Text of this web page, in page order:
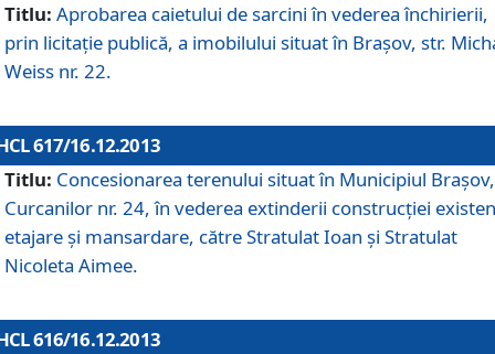
Titlu: Aprobarea caietului de sarcini în vederea închirierii,
prin licitaţie publică, a imobilului situat în Braşov, str.
Weiss nr. 22.
617/16.12.2013
Titlu: Concesionarea terenului situat în Municipiul
Curcanilor nr. 24, în vederea extinderii construcţiei
etajare şi mansardare, către Stratulat Ioan şi Stratulat
Nicoleta Aimee.
616/16.12.2013